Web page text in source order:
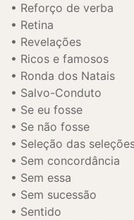
Reforço de verba
Retina
Revelações
Ricos e famosos
Ronda dos Natais
Salvo-Conduto
Se eu fosse
Se não fosse
Seleção das
Sem concordância
Sem essa
Sem sucessão
Sentido